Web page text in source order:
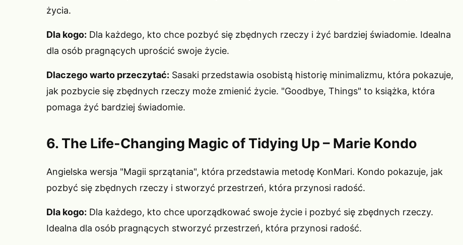
życia.
Dla kogo: Dla każdego, kto chce pozbyć się zbędnych rzeczy i żyć bardziej świadomie. Idealna
dla osób pragnących uprościć swoje życie.
Dlaczego warto przeczytać: Sasaki przedstawia osobistą historię minimalizmu, która pokazuje,
jak pozbycie się zbędnych rzeczy może zmienić życie. "Goodbye, Things" to książka, która
pomaga żyć bardziej świadomie.
6. The Life-Changing Magic of Tidying Up – Marie Kondo
Angielska wersja "Magii sprzątania", która przedstawia metodę KonMari. Kondo pokazuje, jak
pozbyć się zbędnych rzeczy i stworzyć przestrzeń, która przynosi radość.
Dla kogo: Dla każdego, kto chce uporządkować swoje życie i pozbyć się zbędnych rzeczy.
Idealna dla osób pragnących stworzyć przestrzeń, która przynosi radość.